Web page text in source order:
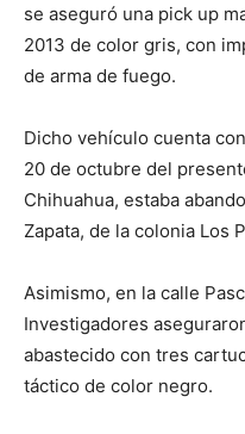
se aseguró una pick up
2013 de color gris, con
de arma de fuego.
Dicho vehículo cuenta
20 de octubre del
Chihuahua, estaba
Zapata, de la colonia Los
Asimismo, en la calle
Investigadores
abastecido con tres
táctico de color negro.